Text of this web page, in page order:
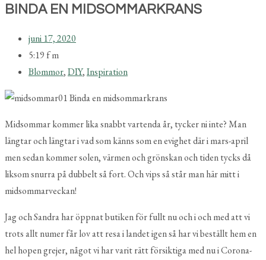
BINDA EN MIDSOMMARKRANS
juni 17, 2020
5:19 f m
Blommor,DIY,Inspiration
Midsommar kommer lika snabbt vartenda år, tycker ni inte? Man
längtar och längtar i vad som känns som en evighet där i mars-april
men sedan kommer solen, värmen och grönskan och tiden tycks då
liksom snurra på dubbelt så fort. Och vips så står man här mitt i
midsommarveckan!
Jag och Sandra har öppnat butiken för fullt nu och i och med att vi
trots allt numer får lov att resa i landet igen så har vi beställt hem en
hel hopen grejer, något vi har varit rätt försiktiga med nu i Corona-